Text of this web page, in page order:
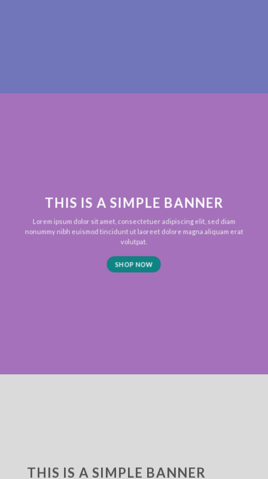
THIS IS A SIMPLE BANNER
Lorem ipsum dolor sit amet, consectetuer adipiscing elit, sed diam
nonummy nibh euismod tincidunt ut laoreet dolore magna aliquam erat
volutpat.
SHOP NOW
THIS IS A SIMPLE BANNER